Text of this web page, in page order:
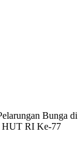
Bunga di
HUT RI Ke-77